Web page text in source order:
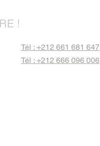
!
Tél : +212 661 681 647
Tél : +212 666 096 006